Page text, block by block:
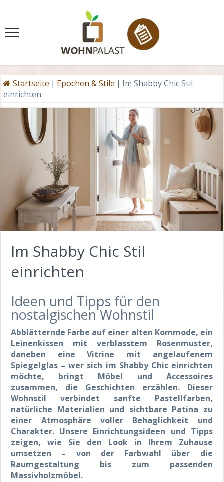
Startseite | Epochen & Stile | Im Shabby Chic Stil
einrichten
Im Shabby Chic Stil
einrichten
Ideen und Tipps für den
nostalgischen Wohnstil
Abblätternde Farbe auf einer alten Kommode, ein
Leinenkissen mit verblasstem Rosenmuster,
daneben eine Vitrine mit angelaufenem
Spiegelglas – wer sich im Shabby Chic einrichten
möchte, bringt Möbel und Accessoires
zusammen, die Geschichten erzählen. Dieser
Wohnstil verbindet sanfte Pastellfarben,
natürliche Materialien und sichtbare Patina zu
einer Atmosphäre voller Behaglichkeit und
Charakter. Unsere Einrichtungsideen und Tipps
zeigen, wie Sie den Look in Ihrem Zuhause
umsetzen – von der Farbwahl über die
Raumgestaltung bis zum passenden
Massivholzmöbel.